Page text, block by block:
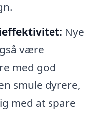
Nye
være
med god
smule dyrere,
med at spare